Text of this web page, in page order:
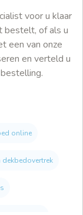
voor u klaar
bestelt, of als u
een van onze
en verteld u
online
dekbedovertrek